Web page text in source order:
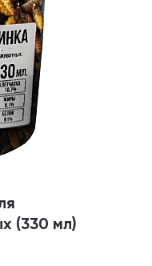
(330 мл)